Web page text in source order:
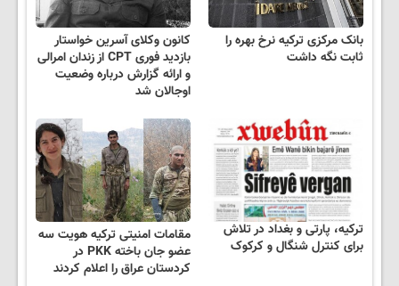
بانک مرکزی ترکیه نرخ بهره را
ثابت نگه داشت
کانون وکلای آسرین خواستار
بازدید فوری CPT از زندان امرالی
و ارائه گزارش درباره وضعیت
اوجالان شد
ترکیه، پارتی و بغداد در تلاش
برای کنترل شنگال و کرکوک
مقامات امنیتی ترکیه هویت سه
عضو جان باخته PKK در
کردستان عراق را اعلام کردند